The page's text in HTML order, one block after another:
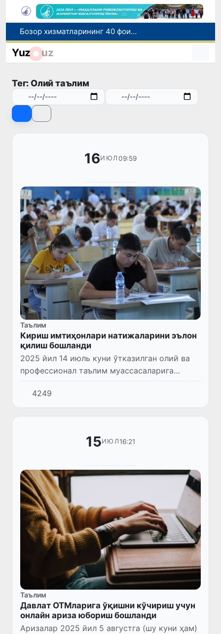
Бозор хизматларининг 40 фоиздан ортиғи пойтахт ҳиссасига тўғри келмоқда
“Мен таниган Ўзбекистон!”
Хорватияда юк ва йўловчи поездларининг тўқнашиб кетиши оқибатида 24 киши жабрланди
Yuz uz
Тег: Олий таълим
16ИЮЛ 09:59
Таълим
Кириш имтиҳонлари натижаларини эълон
қилиш бошланди
2025 йил 14 июль куни ўтказилган олий ва
профессионал таълим муассасаларига
ўқишга кириш тест синови натижалари
эълон қилинди.
4249
15ИЮЛ16:21
Таълим
Давлат ОТМларига ўқишни кўчириш учун
онлайн ариза юбориш бошланди
Аризалар 2025 йил 5 августга (шу куни ҳам)